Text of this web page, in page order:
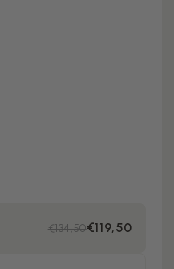
€134,50€119,50